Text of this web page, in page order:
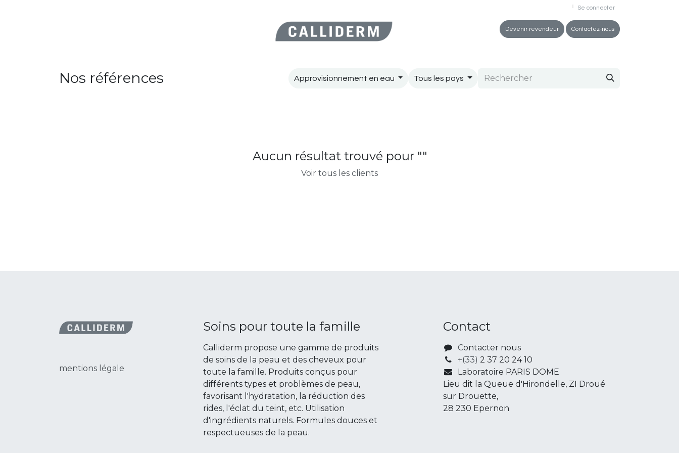
Se connecter
Devenir revendeur Contactez-nous
Nos références Approvisionnement en eau Tous les pays
Aucun résultat trouvé pour ""
Voir tous les clients
mentions légale
Soins pour toute la famille
Calliderm propose une gamme de produits
de soins de la peau et des cheveux pour
toute la famille. Produits conçus pour
différents types et problèmes de peau,
favorisant l'hydratation, la réduction des
rides, l'éclat du teint, etc. Utilisation
d'ingrédients naturels. Formules douces et
respectueuses de la peau.
Contact
Contacter nous
+(33) 2 37 20 24 10
Laboratoire PARIS DOME
Lieu dit la Queue d'Hirondelle, ZI Droué
sur Drouette,
28 230 Epernon